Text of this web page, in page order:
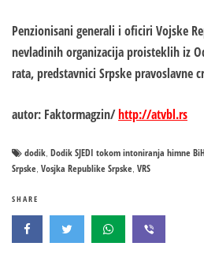
Penzionisani generali i oficiri Vojske
nevladinih organizacija proisteklih iz
rata, predstavnici Srpske pravoslavne
autor: Faktormagzin/http://atvbl.rs
dodik, Dodik SJEDI tokom intoniranja himne BiH
Srpske, Vosjka Republike Srpske, VRS
SHARE